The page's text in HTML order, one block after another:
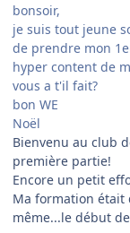
bonsoir,
je suis tout jeune
de prendre mon
hyper content de
vous a t'il fait?
bon WE
Noël
Bienvenu au club
première partie!
Encore un petit
Ma formation était
même...le début